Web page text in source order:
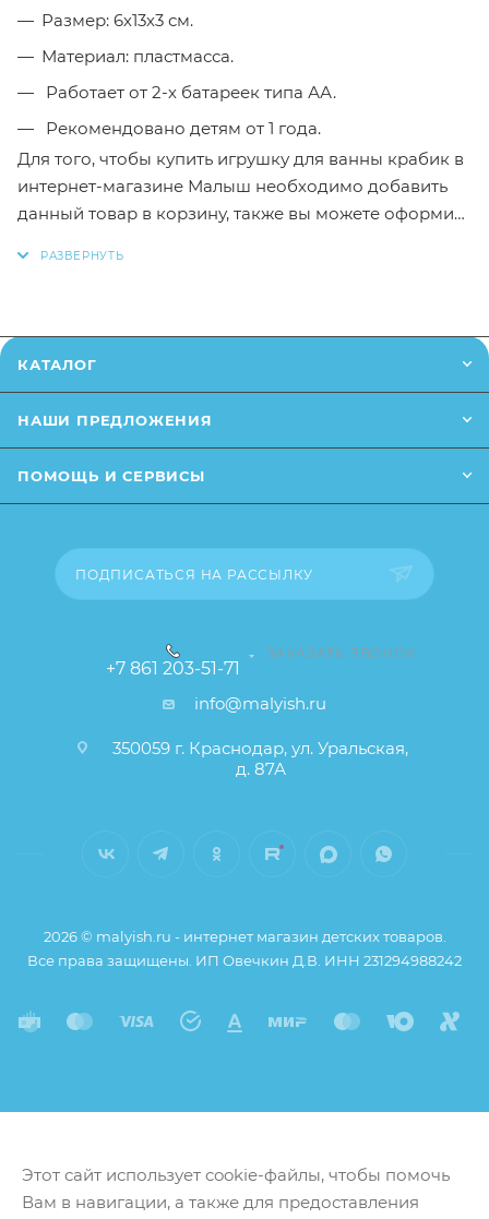
Размер: 6х13х3 см.
Материал: пластмасса.
Работает от 2-х батареек типа АА.
Рекомендовано детям от 1 года.
Для того, чтобы купить игрушку для ванны крабик в
интернет-магазине Малыш необходимо добавить
данный товар в корзину, также вы можете оформить
сайте (например, оттенки цветов, незначительные
влияющие на основные потребительские свойства
свойства и иные существенные элементы товара и
КАТАЛОГ
НАШИ ПРЕДЛОЖЕНИЯ
ПОМОЩЬ И СЕРВИСЫ
ПОДПИСАТЬСЯ НА РАССЫЛКУ
+7 861 203-51-71
ЗАКАЗАТЬ ЗВОНОК
info@malyish.ru
350059 г. Краснодар, ул. Уральская,
д. 87А
2026 © malyish.ru - интернет магазин детских товаров.
Все права защищены. ИП Овечкин Д.В. ИНН 231294988242
Этот сайт использует cookie-файлы, чтобы помочь
Вам в навигации, а также для предоставления